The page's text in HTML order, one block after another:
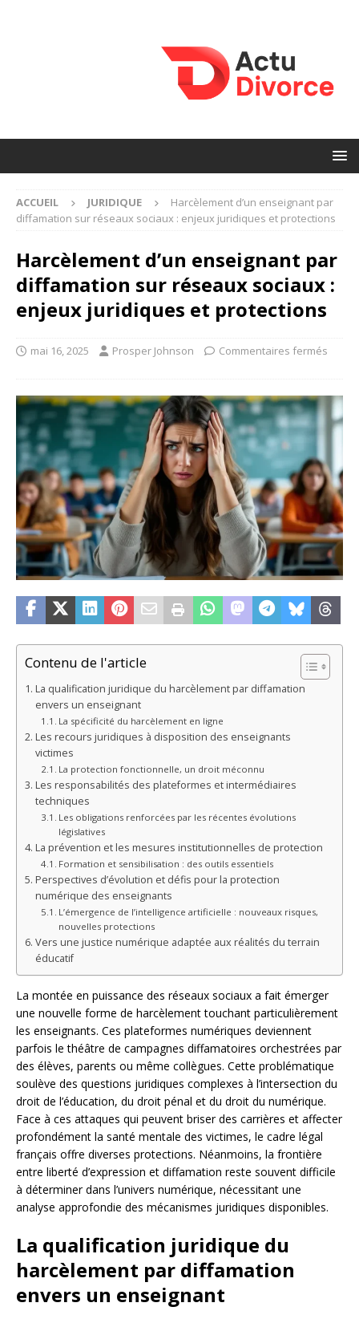
ACCUEIL JURIDIQUE
Harcèlement d’un enseignant par
diffamation sur réseaux sociaux : enjeux juridiques et protections
Harcèlement d’un enseignant par
diffamation sur réseaux sociaux :
enjeux juridiques et protections
mai 16, 2025 Prosper Johnson Commentaires fermés
Contenu de l'article
La qualification juridique du harcèlement par diffamation
envers un enseignant
La spécificité du harcèlement en ligne
Les recours juridiques à disposition des enseignants
victimes
La protection fonctionnelle, un droit méconnu
Les responsabilités des plateformes et intermédiaires
techniques
Les obligations renforcées par les récentes évolutions
législatives
La prévention et les mesures institutionnelles de protection
Formation et sensibilisation : des outils essentiels
Perspectives d’évolution et défis pour la protection
numérique des enseignants
L’émergence de l’intelligence artificielle : nouveaux risques,
nouvelles protections
Vers une justice numérique adaptée aux réalités du terrain
éducatif
La montée en puissance des réseaux sociaux a fait émerger
une nouvelle forme de harcèlement touchant particulièrement
les enseignants. Ces plateformes numériques deviennent
parfois le théâtre de campagnes diffamatoires orchestrées par
des élèves, parents ou même collègues. Cette problématique
soulève des questions juridiques complexes à l’intersection du
droit de l’éducation, du droit pénal et du droit du numérique.
Face à ces attaques qui peuvent briser des carrières et affecter
profondément la santé mentale des victimes, le cadre légal
français offre diverses protections. Néanmoins, la frontière
entre liberté d’expression et diffamation reste souvent difficile
à déterminer dans l’univers numérique, nécessitant une
analyse approfondie des mécanismes juridiques disponibles.
La qualification juridique du
harcèlement par diffamation
envers un enseignant